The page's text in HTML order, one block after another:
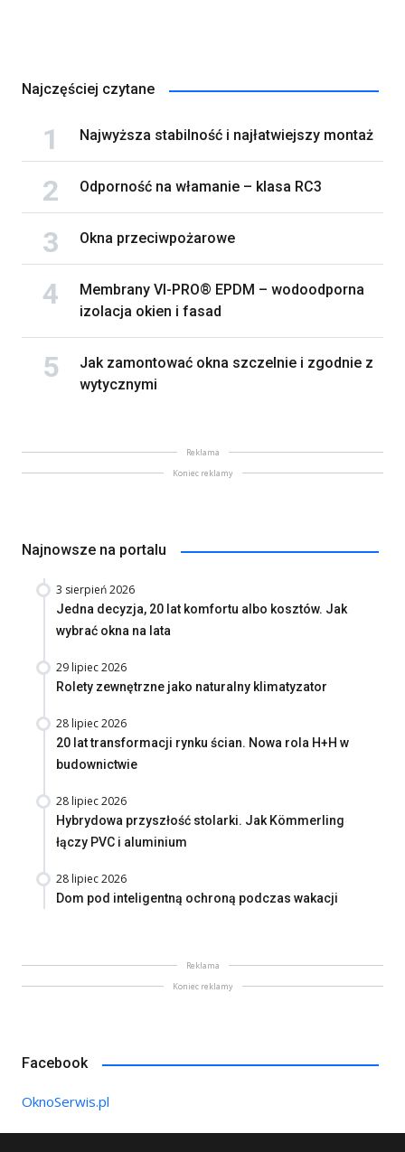
Najczęściej czytane
Najwyższa stabilność i najłatwiejszy montaż
Odporność na włamanie – klasa RC3
Okna przeciwpożarowe
Membrany VI-PRO® EPDM – wodoodporna
izolacja okien i fasad
Jak zamontować okna szczelnie i zgodnie z
wytycznymi
Reklama
Koniec reklamy
Najnowsze na portalu
3 sierpień 2026
Jedna decyzja, 20 lat komfortu albo kosztów. Jak
wybrać okna na lata
29 lipiec 2026
Rolety zewnętrzne jako naturalny klimatyzator
28 lipiec 2026
20 lat transformacji rynku ścian. Nowa rola H+H w
budownictwie
28 lipiec 2026
Hybrydowa przyszłość stolarki. Jak Kömmerling
łączy PVC i aluminium
28 lipiec 2026
Dom pod inteligentną ochroną podczas wakacji
Reklama
Koniec reklamy
Facebook
OknoSerwis.pl